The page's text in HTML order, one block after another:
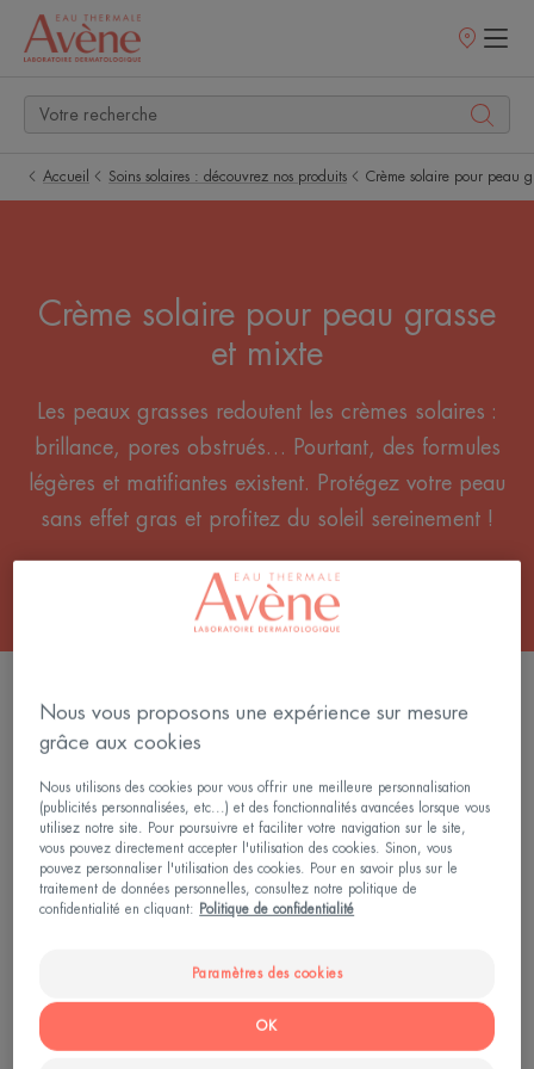
Points
Accueil Soins solaires : découvrez nos produits Crème solaire pour peau
Crème solaire pour peau grasse
et mixte
Les peaux grasses redoutent les crèmes solaires :
brillance, pores obstrués… Pourtant, des formules
légères et matifiantes existent. Protégez votre peau
sans effet gras et profitez du soleil sereinement !
grasse et mixte"
FLUID
OIL
CONTROL
SPF50
ANTI-
SPF50
Nous vous proposons une expérience sur mesure
grâce aux cookies
Nous utilisons des cookies pour vous offrir une meilleure personnalisation
(publicités personnalisées, etc...) et des fonctionnalités avancées lorsque vous
utilisez notre site. Pour poursuivre et faciliter votre navigation sur le site,
vous pouvez directement accepter l'utilisation des cookies. Sinon, vous
pouvez personnaliser l'utilisation des cookies. Pour en savoir plus sur le
traitement de données personnelles, consultez notre politique de
confidentialité en cliquant:
Politique de confidentialité
Paramètres des cookies
OK